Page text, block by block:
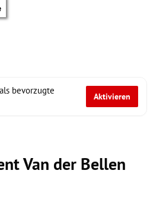
bevorzugte
Aktivieren
Van der Bellen